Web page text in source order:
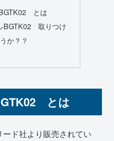
とは
BGTK02 取りつけ
か？？
とは
ド社より販売されてい